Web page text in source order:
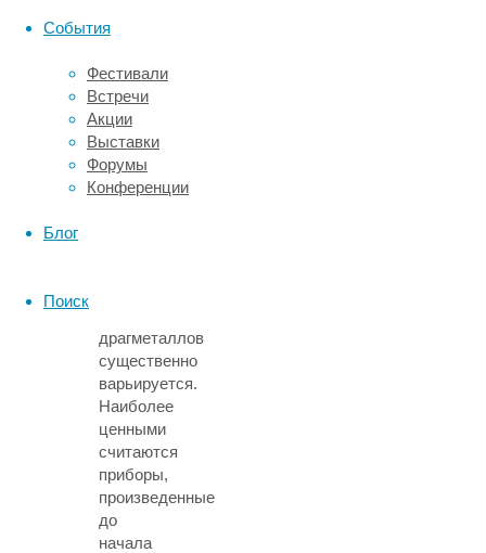
События
Фестивали
Встречи
Акции
Выставки
Форумы
Конференции
Блог
Поиск
Оценщики
внимание
на
год
выпуска,
маркировку
и
драгметаллов
существенно
варьируется.
Наиболее
ценными
считаются
приборы,
произведенные
до
начала